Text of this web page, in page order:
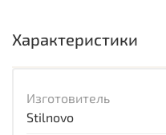
Характеристики
Изготовитель
Stilnovo